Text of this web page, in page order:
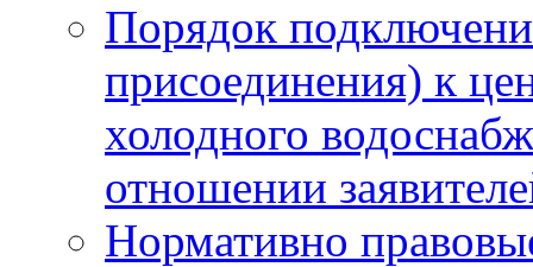
Порядок
присоединения) к
холодного
отношении
Нормативно